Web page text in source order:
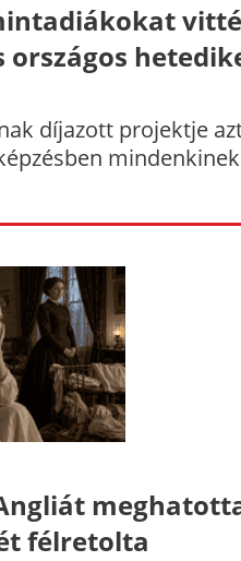
országos
díjazott projektje
félretolta